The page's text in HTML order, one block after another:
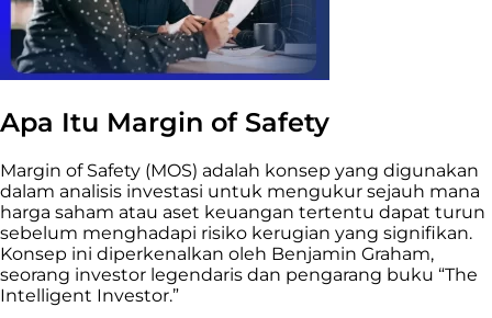
Apa Itu Margin of Safety
Margin of Safety (MOS) adalah konsep yang digunakan
dalam analisis investasi untuk mengukur sejauh mana
harga saham atau aset keuangan tertentu dapat turun
sebelum menghadapi risiko kerugian yang signifikan.
Konsep ini diperkenalkan oleh Benjamin Graham,
seorang investor legendaris dan pengarang buku “The
Intelligent Investor.”